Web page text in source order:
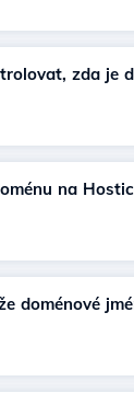
zda je
na
doménové